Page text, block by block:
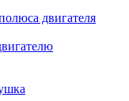
двигателя